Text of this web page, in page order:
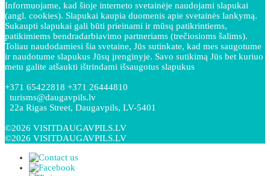
Informuojame, kad šioje interneto svetainėje naudojami slapukai
(angl. cookies). Slapukai kaupia duomenis apie svetainės lankymą.
Sukaupti slapukai gali būti prieinami ir mūsų patikrintiems,
patikimiems bendradarbiavimo partneriams (trečiosioms šalims).
Toliau naudodamiesi šia svetaine, Jūs sutinkate, kad mes saugotume
ir naudotume slapukus Jūsų įrenginyje. Savo sutikimą Jūs bet kuriuo
metu galite atšaukti ištrindami išsaugotus slapukus
+371 65422818 +371 26444810
turisms@daugavpils.lv
22a Rigas Street, Daugavpils, LV-5401
©2026 VISITDAUGAVPILS.LV
©2026 VISITDAUGAVPILS.LV